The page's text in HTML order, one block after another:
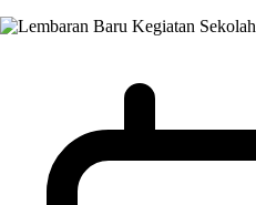
Kegiatan Sekolah